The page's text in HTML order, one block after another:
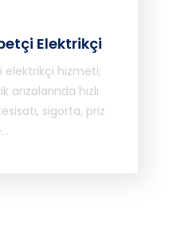
Elektrikçi
hizmeti;
hızlı
sigorta, priz